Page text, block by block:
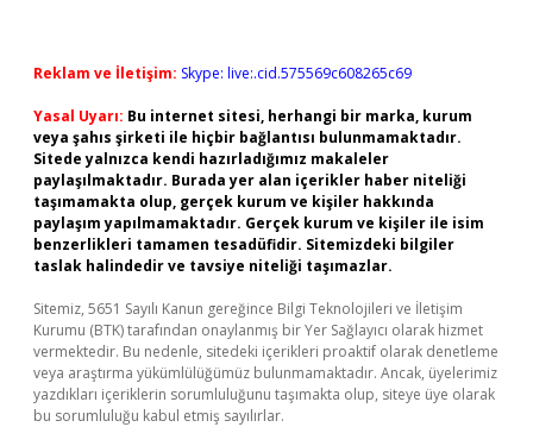
Reklam ve İletişim: Skype: live:.cid.575569c608265c69
Yasal Uyarı: Bu internet sitesi, herhangi bir marka, kurum
veya şahıs şirketi ile hiçbir bağlantısı bulunmamaktadır.
Sitede yalnızca kendi hazırladığımız makaleler
paylaşılmaktadır. Burada yer alan içerikler haber niteliği
taşımamakta olup, gerçek kurum ve kişiler hakkında
paylaşım yapılmamaktadır. Gerçek kurum ve kişiler ile isim
benzerlikleri tamamen tesadüfidir. Sitemizdeki bilgiler
taslak halindedir ve tavsiye niteliği taşımazlar.
Sitemiz, 5651 Sayılı Kanun gereğince Bilgi Teknolojileri ve İletişim
Kurumu (BTK) tarafından onaylanmış bir Yer Sağlayıcı olarak hizmet
vermektedir. Bu nedenle, sitedeki içerikleri proaktif olarak denetleme
veya araştırma yükümlülüğümüz bulunmamaktadır. Ancak, üyelerimiz
yazdıkları içeriklerin sorumluluğunu taşımakta olup, siteye üye olarak
bu sorumluluğu kabul etmiş sayılırlar.